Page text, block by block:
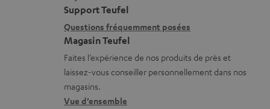
l
e
s
t
i
o
n
s
r
i
l
s
c
o
n
Support Teufel
Questions fréquemment posées
Magasin Teufel
Faites l’expérience de nos produits de près et
laissez-vous conseiller personnellement dans nos
magasins.
Vue d’ensemble